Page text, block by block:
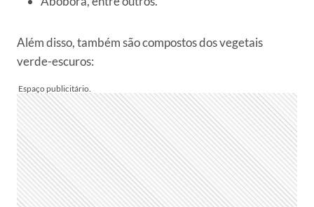
Além disso, também são compostos dos vegetais
verde-escuros: